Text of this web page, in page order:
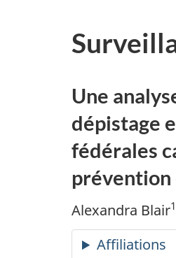
Une
dépistage
fédérales
prévention
Alexandra Blair1
Affiliations